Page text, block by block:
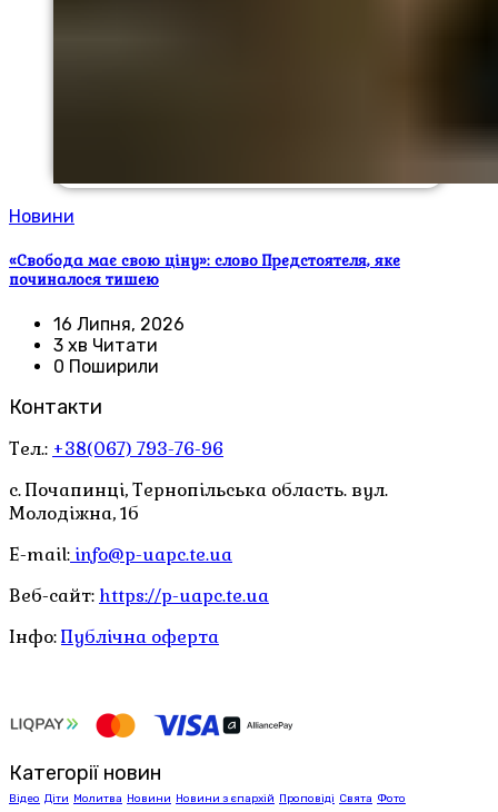
Новини
«Свобода має свою ціну»: слово Предстоятеля, яке
починалося тишею
16 Липня, 2026
3 хв Читати
0 Поширили
Контакти
Тел.: +38(067) 793-76-96
с. Почапинці, Тернопільська область. вул.
Молодіжна, 1б
E-mail: info@p-uapc.te.ua
Веб-сайт: https://p-uapc.te.ua
Інфо:Публічна оферта
Категорії новин
Відео Діти Молитва Новини Новини з єпархій Проповіді Свята Фото